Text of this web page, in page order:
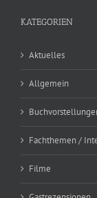
KATEGORIEN
Aktuelles
Allgemein
Fachthemen /
Filme